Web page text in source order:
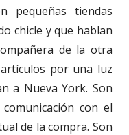
pequeñas tiendas
chicle y que hablan
de la otra
por una luz
a Nueva York. Son
con el
de la compra. Son